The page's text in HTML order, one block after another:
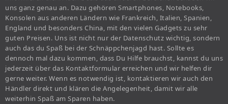
uns ganz genau an. Dazu gehören Smartphones, Notebooks,
Konsolen aus anderen Ländern wie Frankreich, Italien, Spanien,
England und besonders China, mit den vielen Gadgets zu sehr
guten Preisen. Uns ist nicht nur der Datenschutz wichtig, sondern
auch das du Spaß bei der Schnäppchenjagd hast. Sollte es
dennoch mal dazu kommen, dass Du Hilfe brauchst, kannst du uns
jederzeit über das Kontaktformular erreichen und wir helfen dir
gerne weiter. Wenn es notwendig ist, kontaktieren wir auch den
Händler direkt und klären die Angelegenheit, damit wir alle
weiterhin Spaß am Sparen haben.